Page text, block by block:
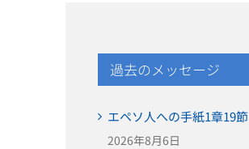
過去のメッセージ
エペソ人への手紙1章19節
2026年8月6日